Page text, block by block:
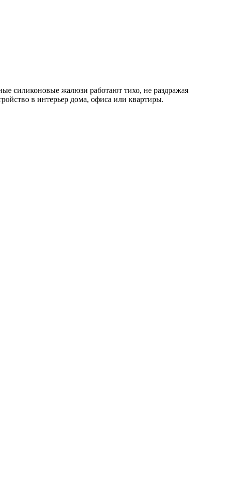
силиконовые жалюзи работают тихо, не раздражая
в интерьер дома, офиса или квартиры.